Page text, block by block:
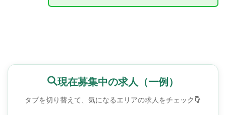
現在募集中の求人（一例）
タブを切り替えて、気になるエリアの求人をチェック